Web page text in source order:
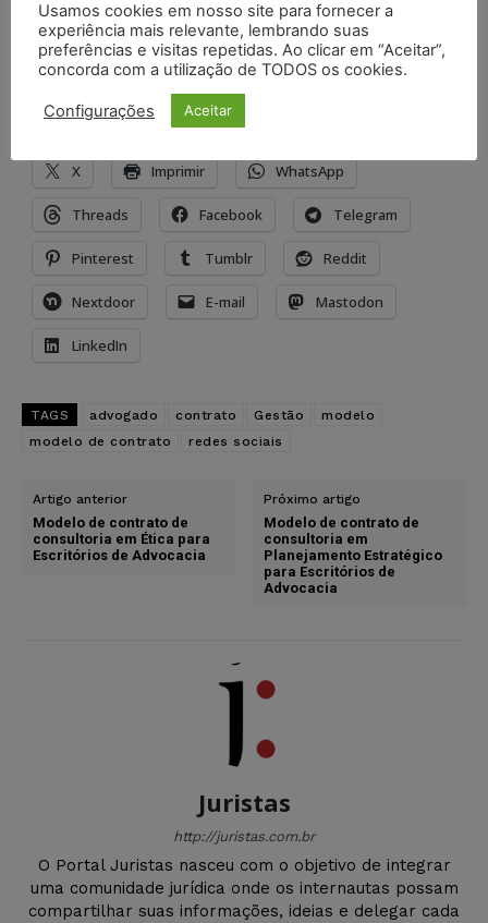
Acompanhe o Juristas no Google News
receba as principais notícias jurídicas do Brasil
Seguir no Google
X Imprimir WhatsApp
Threads Facebook Telegram
Pinterest Tumblr Reddit
Nextdoor E-mail Mastodon
LinkedIn
TAGS advogado contrato Gestão
modelo
modelo de contrato
redes sociais
Artigo anterior
Modelo de contrato de
consultoria em Ética para
Escritórios de Advocacia
Próximo artigo
Modelo de contrato de
consultoria em
Planejamento Estratégico
para Escritórios de
Advocacia
Juristas
http://juristas.com.br
O Portal Juristas nasceu com o objetivo de integrar
uma comunidade jurídica onde os internautas possam
compartilhar suas informações, ideias e delegar cada
Usamos cookies em nosso site para fornecer a
experiência mais relevante, lembrando suas
preferências e visitas repetidas. Ao clicar em “Aceitar”,
concorda com a utilização de TODOS os cookies.
Configurações Aceitar